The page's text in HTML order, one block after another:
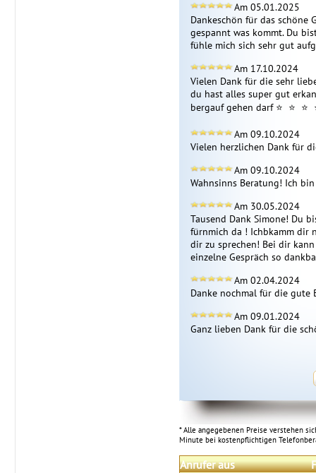
Am 05.01.2025
Dankeschön für das schöne
gespannt was kommt. Du
fühle mich sich sehr gut
Am 17.10.2024
Vielen Dank für die sehr
du hast alles super gut
bergauf gehen darf ⭐  ⭐  ⭐
Am 09.10.2024
Vielen herzlichen Dank für
Am 09.10.2024
Wahnsinns Beratung! Ich
Am 30.05.2024
Tausend Dank Simone! Du
fürnmich da ! Ichbkamm dir
dir zu sprechen! Bei dir
einzelne Gespräch so
Am 02.04.2024
Danke nochmal für die gute
Am 09.01.2024
Ganz lieben Dank für die
* Alle angegebenen Preise verstehen
Minute bei kostenpflichtigen
Anrufer aus